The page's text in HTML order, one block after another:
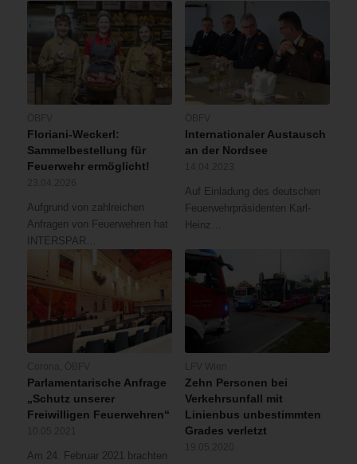
Floriani-Weckerl:
Sammelbestellung für
Feuerwehr ermöglicht!
Aufgrund von zahlreichen
Anfragen von Feuerwehren hat
INTERSPAR…
Internationaler Austausch
an der Nordsee
Auf Einladung des deutschen
Feuerwehrpräsidenten Karl-
Heinz…
Parlamentarische Anfrage
„Schutz unserer
Freiwilligen Feuerwehren“
Am 24. Februar 2021 brachten
Zehn Personen bei
Verkehrsunfall mit
Linienbus unbestimmten
Grades verletzt